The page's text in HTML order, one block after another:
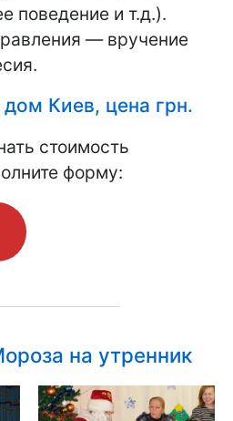
поведение и т.д.).
— вручение
Киев, цена грн.
стоимость
форму:
на утренник